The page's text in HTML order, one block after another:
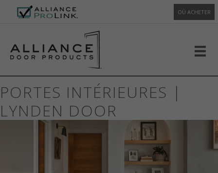
OÙ ACHETER
PORTES INTÉRIEURES |
LYNDEN DOOR